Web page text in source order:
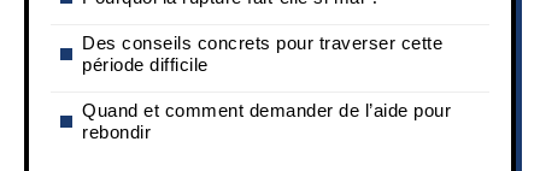
Des conseils concrets pour traverser cette
période difficile
Quand et comment demander de l’aide pour
rebondir